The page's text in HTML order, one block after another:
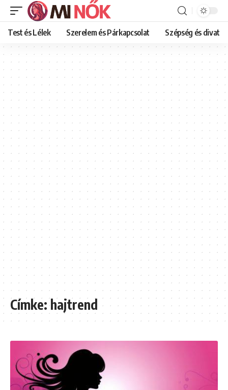
Test és Lélek Szerelem és Párkapcsolat Szépség és divat
Címke:hajtrend